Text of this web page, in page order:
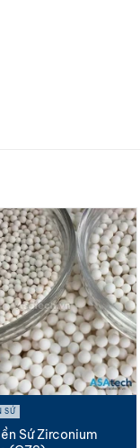
SỨ
Sứ Zirconium